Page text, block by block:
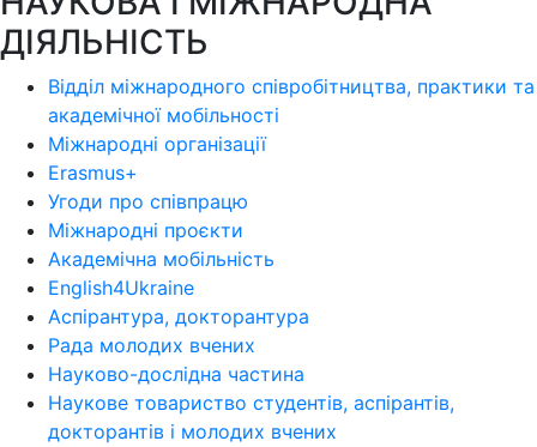
ДІЯЛЬНІСТЬ
Відділ міжнародного співробітництва, практики та
академічної мобільності
Міжнародні організації
Erasmus+
Угоди про співпрацю
Міжнародні проєкти
Академічна мобільність
English4Ukraine
Аспірантура, докторантура
Рада молодих вчених
Науково-дослідна частина
Наукове товариство студентів, аспірантів,
докторантів і молодих вчених